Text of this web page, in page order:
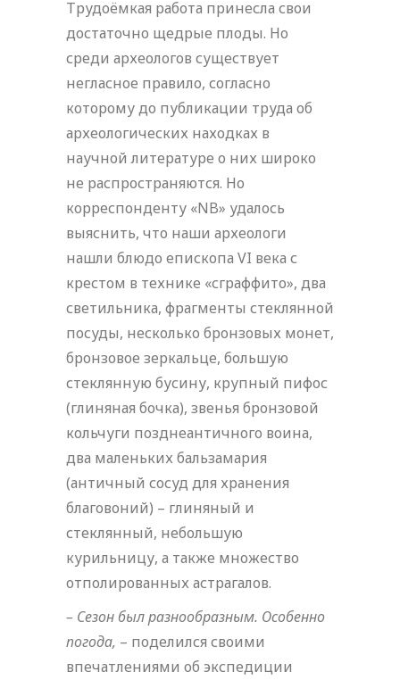
Трудоёмкая работа принесла свои
достаточно щедрые плоды. Но
среди археологов существует
негласное правило, согласно
которому до публикации труда об
археологических находках в
научной литературе о них широко
не распространяются. Но
корреспонденту «NB» удалось
выяснить, что наши археологи
нашли блюдо епископа VI века с
крестом в технике «сграффито», два
светильника, фрагменты стеклянной
посуды, несколько бронзовых монет,
бронзовое зеркальце, большую
стеклянную бусину, крупный пифос
(глиняная бочка), звенья бронзовой
кольчуги позднеантичного воина,
два маленьких бальзамария
(античный сосуд для хранения
благовоний) – глиняный и
стеклянный, небольшую
курильницу, а также множество
отполированных астрагалов.
– Сезон был разнообразным. Особенно
погода, – поделился своими
впечатлениями об экспедиции